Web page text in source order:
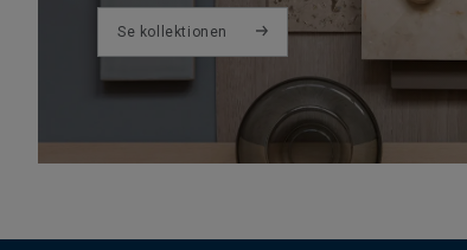
Se kollektionen